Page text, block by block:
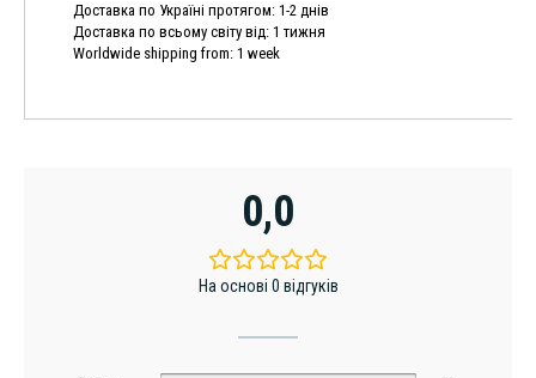
Доставка по Україні протягом: 1-2 днів
Доставка по всьому світу від: 1 тижня
Worldwide shipping from: 1 week
0,0
На основі 0 відгуків